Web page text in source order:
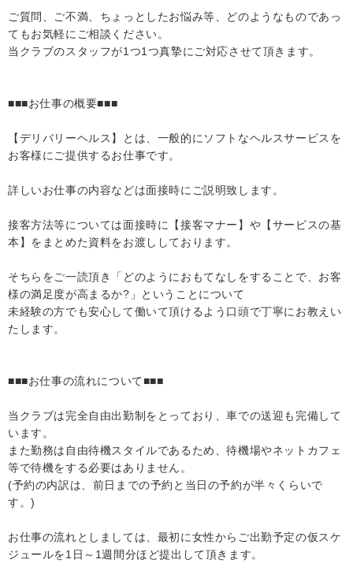
ご質問、ご不満、ちょっとしたお悩み等、どのようなものであっ
てもお気軽にご相談ください。
当クラブのスタッフが1つ1つ真摯にご対応させて頂きます。
■■■お仕事の概要■■■
【デリバリーヘルス】とは、一般的にソフトなヘルスサービスを
お客様にご提供するお仕事です。
詳しいお仕事の内容などは面接時にご説明致します。
接客方法等については面接時に【接客マナー】や【サービスの基
本】をまとめた資料をお渡ししております。
そちらをご一読頂き「どのようにおもてなしをすることで、お客
様の満足度が高まるか?」ということについて
未経験の方でも安心して働いて頂けるよう口頭で丁寧にお教えい
たします。
■■■お仕事の流れについて■■■
当クラブは完全自由出勤制をとっており、車での送迎も完備して
います。
また勤務は自由待機スタイルであるため、待機場やネットカフェ
等で待機をする必要はありません。
(予約の内訳は、前日までの予約と当日の予約が半々くらいで
す。)
お仕事の流れとしましては、最初に女性からご出勤予定の仮スケ
ジュールを1日～1週間分ほど提出して頂きます。